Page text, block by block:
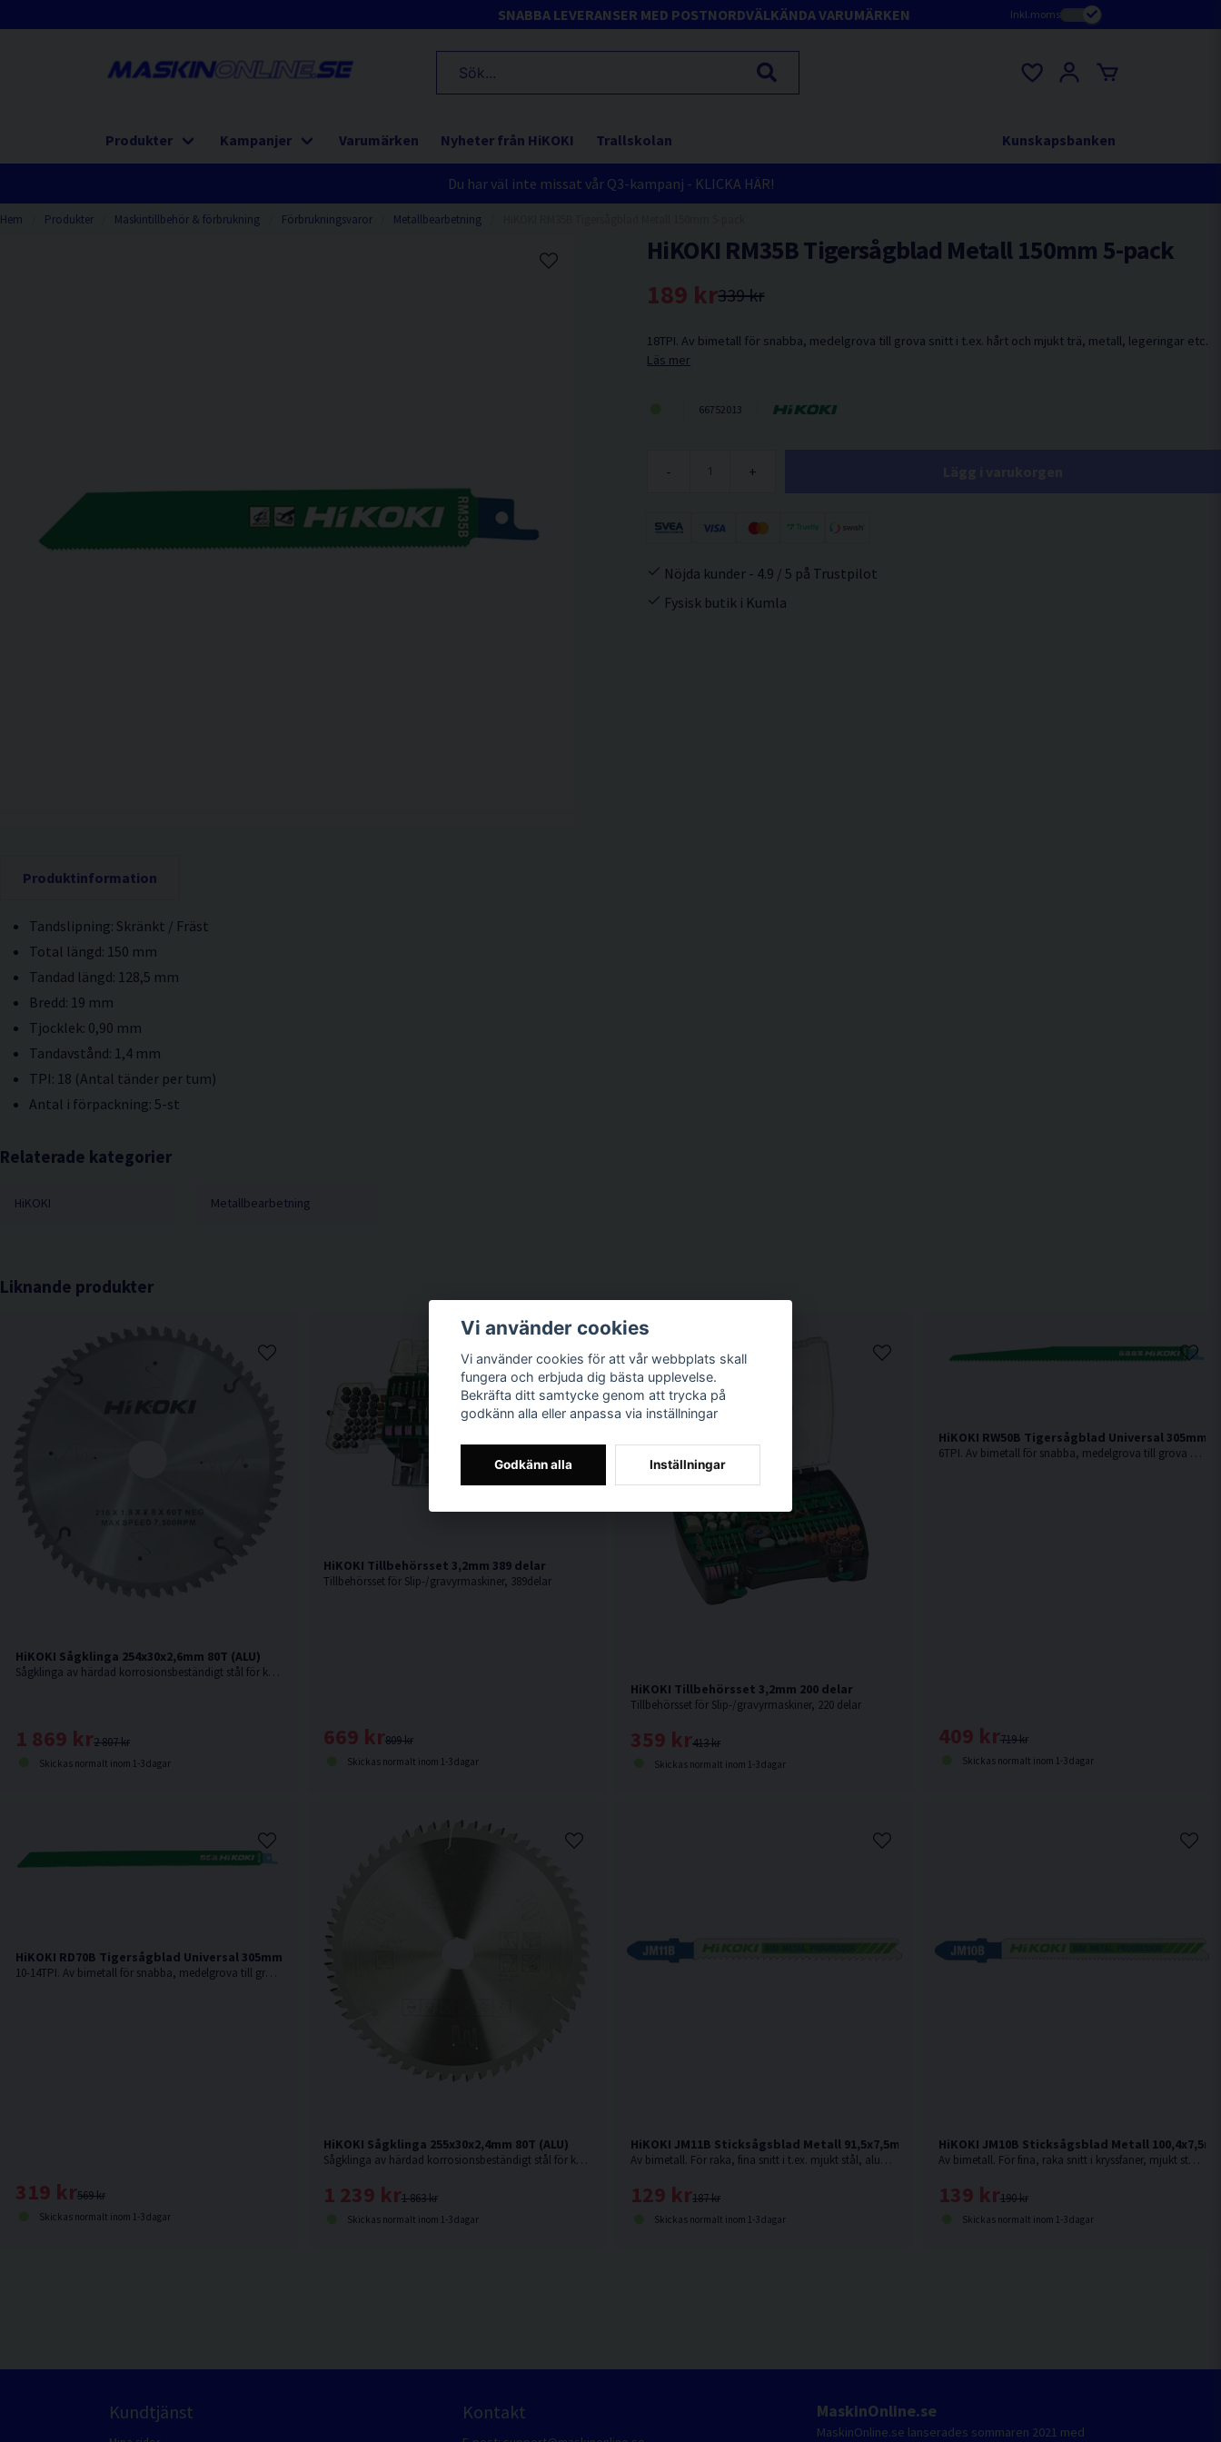
SNABBA LEVERANSER MED POSTNORDVÄLKÄNDA VARUMÄRKEN Inkl.moms
Produkter Kampanjer Varumärken Nyheter från HiKOKI Trallskolan Kunskapsbanken
Du har väl inte missat vår Q3-kampanj - KLICKA HÄR!
Hem Produkter Maskintillbehör & förbrukning Förbrukningsvaror Metallbearbetning
Produktinformation
Tandslipning: Skränkt / Fräst
Total längd: 150 mm
Tandad längd: 128,5 mm
Bredd: 19 mm
Tjocklek: 0,90 mm
Tandavstånd: 1,4 mm
TPI: 18 (Antal tänder per tum)
Antal i förpackning: 5-st
Relaterade kategorier
HiKOKI Metallbearbetning
HiKOKI RM35B Tigersågblad Metall 150mm 5-pack
339 kr
189 kr
18TPI. Av bimetall för snabba, medelgrova till grova snitt i t.ex. hårt och mjukt trä, metall, legeringar etc.
Läs mer
66752013
- +
Nöjda kunder - 4.9 / 5 på Trustpilot
Fysisk butik i Kumla
Liknande produkter
HiKOKI Sågklinga 254x30x2,6mm 80T (ALU)
Sågklinga av härdad korrosionsbeständigt stål för kapning utav aluminiumsmaterialer.
2 807 kr
1 869 kr
Skickas normalt inom 1-3 dagar
HiKOKI Tillbehörsset 3,2mm 389 delar
Tillbehörsset för Slip-/gravyrmaskiner, 389delar
809 kr
669 kr
Skickas normalt inom 1-3 dagar
HiKOKI Tillbehörsset 3,2mm 200 delar
Tillbehörsset för Slip-/gravyrmaskiner, 220 delar
413 kr
359 kr
Skickas normalt inom 1-3 dagar
HiKOKI RW50B Tigersågblad Universal 305mm
6TPI. Av bimetall för snabba, medelgrova till grova snitt i t.ex. hårt och mjukt trä, aluminium, plast och legeringar.
719 kr
409 kr
Skickas normalt inom 1-3 dagar
HiKOKI RD70B Tigersågblad Universal 305mm 5-pack
10-14TPI. Av bimetall för snabba, medelgrova till grova snitt i t.ex. hårt och mjukt trä, aluminium, plast och legeringar.
569 kr
319 kr
Skickas normalt inom 1-3 dagar
HiKOKI Sågklinga 255x30x2,4mm 80T (ALU)
Sågklinga av härdad korrosionsbeständigt stål för kapning utav aluminiumsmaterialer.
1 863 kr
1 239 kr
Skickas normalt inom 1-3 dagar
HiKOKI JM11B Sticksågsblad Metall 91,5x7,5mm (11-14TPI) 5st
Av bimetall. För raka, fina snitt i t.ex. mjukt stål, aluminium, legeringar och plast
187 kr
129 kr
Skickas normalt inom 1-3 dagar
HiKOKI JM10B Sticksågsblad Metall
Av bimetall. För fina, raka snitt i kryssfaner, mjukt stål, aluminium, legeringar och plast
190 kr
139 kr
Skickas normalt inom 1-3 dagar
Kundtjänst Kontakt MaskinOnline.se
MaskinOnline.se lanserades sommaren 2021 med
Vi använder cookies
Vi använder cookies för att vår webbplats skall
fungera och erbjuda dig bästa upplevelse.
Bekräfta ditt samtycke genom att trycka på
godkänn alla eller anpassa via inställningar
Godkänn alla Inställningar